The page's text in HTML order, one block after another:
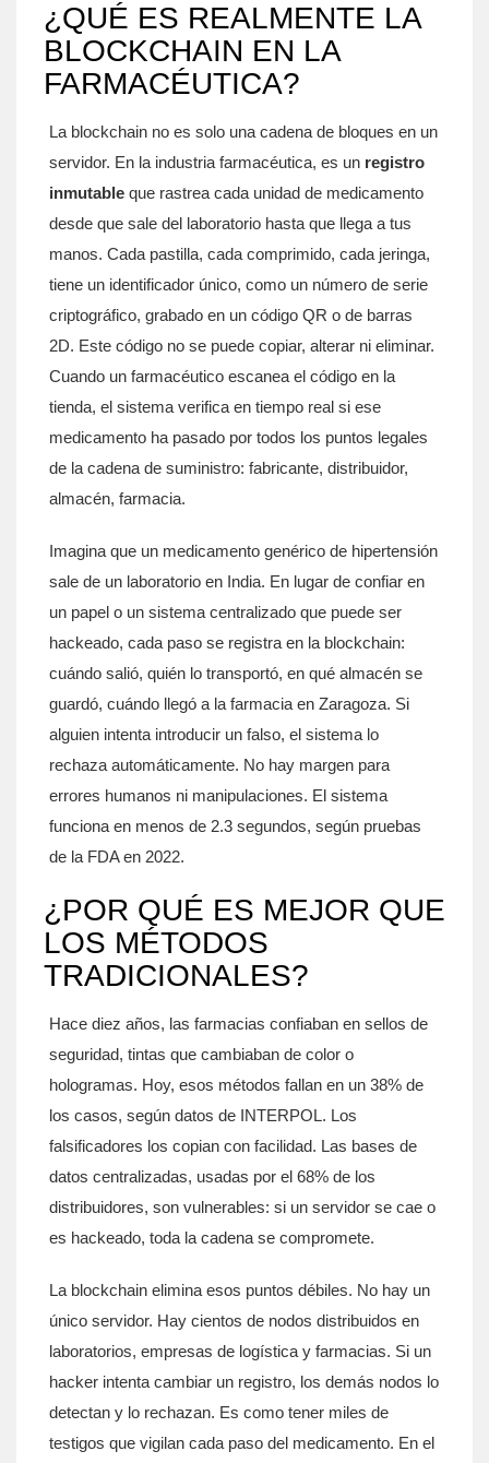
¿QUÉ ES REALMENTE LA
BLOCKCHAIN EN LA
FARMACÉUTICA?
La blockchain no es solo una cadena de bloques en un
servidor. En la industria farmacéutica, es un registro
inmutable que rastrea cada unidad de medicamento
desde que sale del laboratorio hasta que llega a tus
manos. Cada pastilla, cada comprimido, cada jeringa,
tiene un identificador único, como un número de serie
criptográfico, grabado en un código QR o de barras
2D. Este código no se puede copiar, alterar ni eliminar.
Cuando un farmacéutico escanea el código en la
tienda, el sistema verifica en tiempo real si ese
medicamento ha pasado por todos los puntos legales
de la cadena de suministro: fabricante, distribuidor,
almacén, farmacia.
Imagina que un medicamento genérico de hipertensión
sale de un laboratorio en India. En lugar de confiar en
un papel o un sistema centralizado que puede ser
hackeado, cada paso se registra en la blockchain:
cuándo salió, quién lo transportó, en qué almacén se
guardó, cuándo llegó a la farmacia en Zaragoza. Si
alguien intenta introducir un falso, el sistema lo
rechaza automáticamente. No hay margen para
errores humanos ni manipulaciones. El sistema
funciona en menos de 2.3 segundos, según pruebas
de la FDA en 2022.
¿POR QUÉ ES MEJOR QUE
LOS MÉTODOS
TRADICIONALES?
Hace diez años, las farmacias confiaban en sellos de
seguridad, tintas que cambiaban de color o
hologramas. Hoy, esos métodos fallan en un 38% de
los casos, según datos de INTERPOL. Los
falsificadores los copian con facilidad. Las bases de
datos centralizadas, usadas por el 68% de los
distribuidores, son vulnerables: si un servidor se cae o
es hackeado, toda la cadena se compromete.
La blockchain elimina esos puntos débiles. No hay un
único servidor. Hay cientos de nodos distribuidos en
laboratorios, empresas de logística y farmacias. Si un
hacker intenta cambiar un registro, los demás nodos lo
detectan y lo rechazan. Es como tener miles de
testigos que vigilan cada paso del medicamento. En el